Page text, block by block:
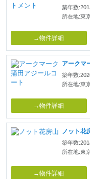
築年数
所在地:東
→物件詳細
築年数
所在地:東
→物件詳細
ノット花
築年数
所在地:東
→物件詳細